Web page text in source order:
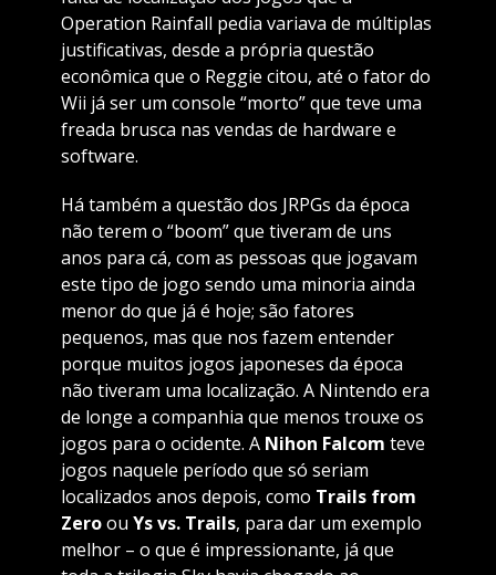
Operation Rainfall pedia variava de múltiplas
justificativas, desde a própria questão
econômica que o Reggie citou, até o fator do
Wii já ser um console “morto” que teve uma
freada brusca nas vendas de hardware e
software.
Há também a questão dos JRPGs da época
não terem o “boom” que tiveram de uns
anos para cá, com as pessoas que jogavam
este tipo de jogo sendo uma minoria ainda
menor do que já é hoje; são fatores
pequenos, mas que nos fazem entender
porque muitos jogos japoneses da época
não tiveram uma localização. A Nintendo era
de longe a companhia que menos trouxe os
jogos para o ocidente. A Nihon Falcom teve
jogos naquele período que só seriam
localizados anos depois, como Trails from
Zeroou Ys vs. Trails, para dar um exemplo
melhor – o que é impressionante, já que